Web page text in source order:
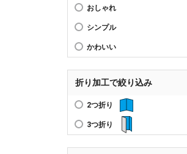
おしゃれ
シンプル
かわいい
折り加工で絞り込み
2つ折り
3つ折り